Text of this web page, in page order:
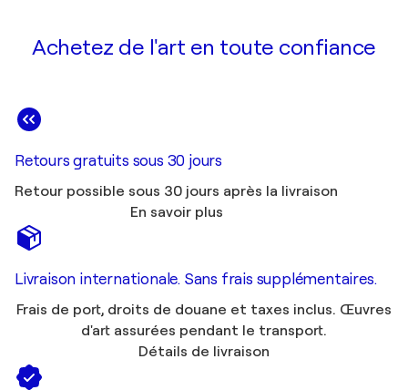
Achetez de l'art en toute confiance
Retours gratuits sous 30 jours
Retour possible sous 30 jours après la livraison
En savoir plus
Livraison internationale. Sans frais supplémentaires.
Frais de port, droits de douane et taxes inclus. Œuvres
d'art assurées pendant le transport.
Détails de livraison